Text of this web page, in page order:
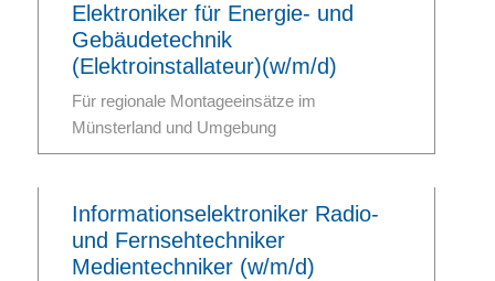
Elektroniker für Energie- und
Gebäudetechnik
(Elektroinstallateur)(w/m/d)
Für regionale Montageeinsätze im
Münsterland und Umgebung
Informationselektroniker Radio-
und Fernsehtechniker
Medientechniker (w/m/d)